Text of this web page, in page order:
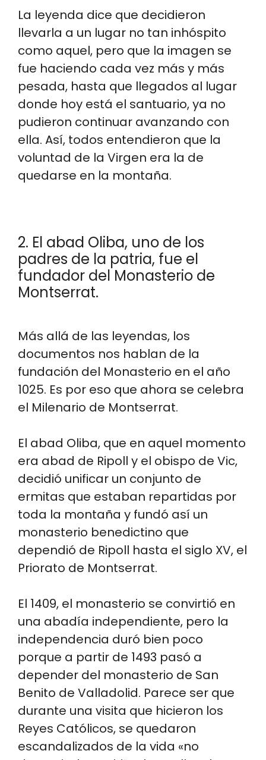
La leyenda dice que decidieron
llevarla a un lugar no tan inhóspito
como aquel, pero que la imagen se
fue haciendo cada vez más y más
pesada, hasta que llegados al lugar
donde hoy está el santuario, ya no
pudieron continuar avanzando con
ella. Así, todos entendieron que la
voluntad de la Virgen era la de
quedarse en la montaña.
2. El abad Oliba, uno de los
padres de la patria, fue el
fundador del Monasterio de
Montserrat.
Más allá de las leyendas, los
documentos nos hablan de la
fundación del Monasterio en el año
1025. Es por eso que ahora se celebra
el Milenario de Montserrat.
El abad Oliba, que en aquel momento
era abad de Ripoll y el obispo de Vic,
decidió unificar un conjunto de
ermitas que estaban repartidas por
toda la montaña y fundó así un
monasterio benedictino que
dependió de Ripoll hasta el siglo XV, el
Priorato de Montserrat.
El 1409, el monasterio se convirtió en
una abadía independiente, pero la
independencia duró bien poco
porque a partir de 1493 pasó a
depender del monasterio de San
Benito de Valladolid. Parece ser que
durante una visita que hicieron los
Reyes Católicos, se quedaron
escandalizados de la vida «no